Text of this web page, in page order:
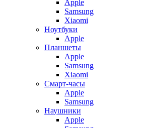
Apple
Samsung
Xiaomi
Ноутбуки
Apple
Планшеты
Apple
Samsung
Xiaomi
Смарт-часы
Apple
Samsung
Наушники
Apple